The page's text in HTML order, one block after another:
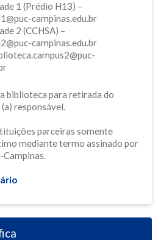
1 (Prédio H13) –
campinas.edu.br
2 (CCHSA) –
campinas.edu.br
biblioteca para retirada do
responsável.
parceiras somente
mediante termo assinado por